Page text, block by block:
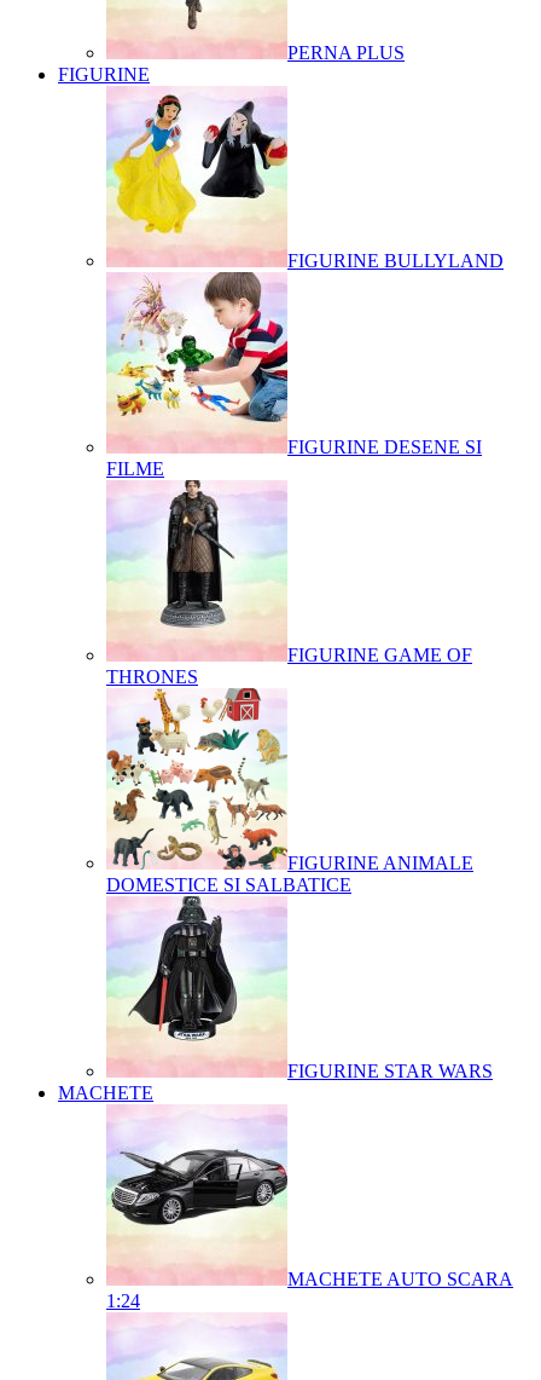
PERNA PLUS
FIGURINE
FIGURINE BULLYLAND
FIGURINE DESENE SI
FILME
FIGURINE GAME OF
THRONES
FIGURINE ANIMALE
DOMESTICE SI SALBATICE
FIGURINE STAR WARS
MACHETE
MACHETE AUTO SCARA
1:24